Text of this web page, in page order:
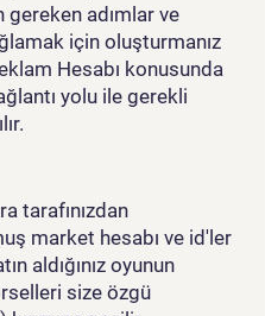
gereken adımlar ve
için oluşturmanız
Hesabı konusunda
yolu ile gerekli
tarafınızdan
market hesabı ve id'ler
aldığınız oyunun
size özgü